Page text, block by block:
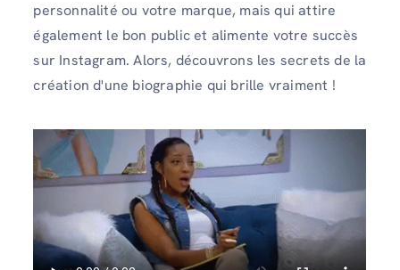
personnalité ou votre marque, mais qui attire
également le bon public et alimente votre succès
sur Instagram. Alors, découvrons les secrets de la
création d'une biographie qui brille vraiment !